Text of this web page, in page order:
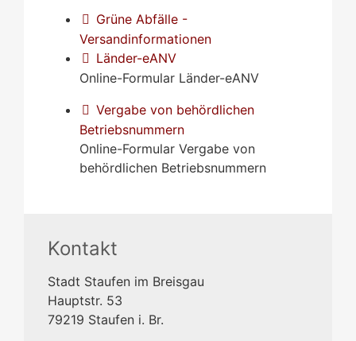
Grüne Abfälle -
Versandinformationen
Länder-eANV
Online-Formular Länder-eANV
Vergabe von behördlichen
Betriebsnummern
Online-Formular Vergabe von
behördlichen Betriebsnummern
Kontakt
Stadt Staufen im Breisgau
Hauptstr. 53
79219 Staufen i. Br.